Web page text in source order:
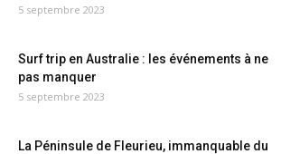
5 septembre 2023
Surf trip en Australie : les événements à ne
pas manquer
5 septembre 2023
La Péninsule de Fleurieu, immanquable du